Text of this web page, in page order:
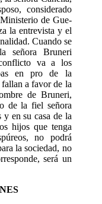
considerado
de Gue­
la entre­vista y el
Cuando se
señora Bruneri
va a los
en pro de la
a favor de la
de Bruneri,
de la fiel señora
y en su casa de la
hijos que ten­ga
no po­drá
la sociedad, no
será un